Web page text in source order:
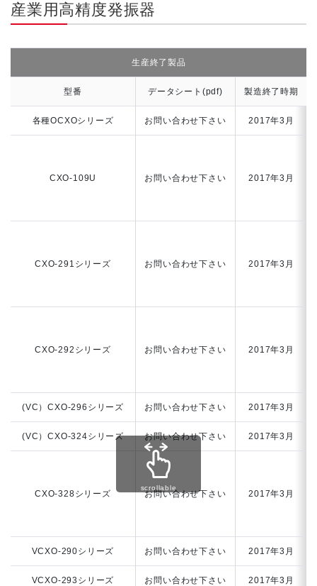
産業用高精度発振器
生産終了製品
型番 データシート(pdf) 製造終了時期
各種OCXOシリーズ お問い合わせ下さい 2017年3月
CXO-109U お問い合わせ下さい 2017年3月
CXO-291シリーズ お問い合わせ下さい 2017年3月
CXO-292シリーズ お問い合わせ下さい 2017年3月
(VC）CXO-296シリーズ お問い合わせ下さい 2017年3月
(VC）CXO-324シリーズ お問い合わせ下さい 2017年3月
CXO-328シリーズ お問い合わせ下さい 2017年3月
VCXO-290シリーズ お問い合わせ下さい 2017年3月
VCXO-293シリーズ お問い合わせ下さい 2017年3月
scrollable